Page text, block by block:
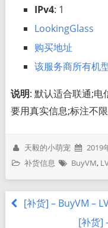
IPv4: 1
LookingGlass
购买地址
该服务商所有机
说明: 默认适合联通;
要用真实信息;标注不
天毅的小萌宠 2019
补货信息
BuyVM,
[补货] – BuyVM –
[补货]